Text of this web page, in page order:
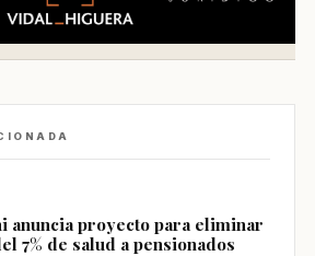
anuncia proyecto para eliminar
7% de salud a pensionados